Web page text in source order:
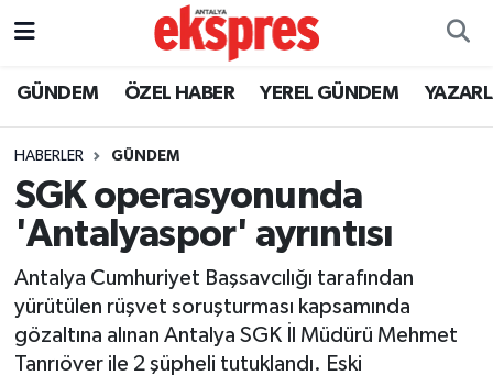
GÜNDEM ÖZEL HABER YEREL GÜNDEM
HABERLER GÜNDEM
SGK operasyonunda
'Antalyaspor' ayrıntısı
Antalya Cumhuriyet Başsavcılığı tarafından
yürütülen rüşvet soruşturması kapsamında
gözaltına alınan Antalya SGK İl Müdürü Mehmet
Tanrıöver ile 2 şüpheli tutuklandı. Eski
ÖZEL HABER
YEREL GÜNDEM
EKONOMİ
KÜLTÜR - SANAT
SPOR
Nöbetçi Eczaneler
Trafik Durumu
Süper Lig Puan Durumu ve Fikstür
Tüm Manşetler
Son Dakika Haberleri